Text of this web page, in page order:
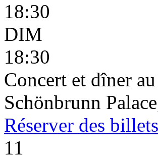
18:30
DIM
18:30
Concert et dîner
Schönbrunn
Réserver des billets
11